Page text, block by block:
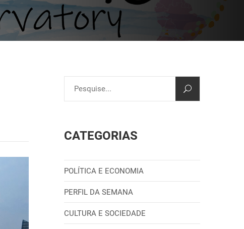
CATEGORIAS
POLÍTICA E ECONOMIA
PERFIL DA SEMANA
CULTURA E SOCIEDADE